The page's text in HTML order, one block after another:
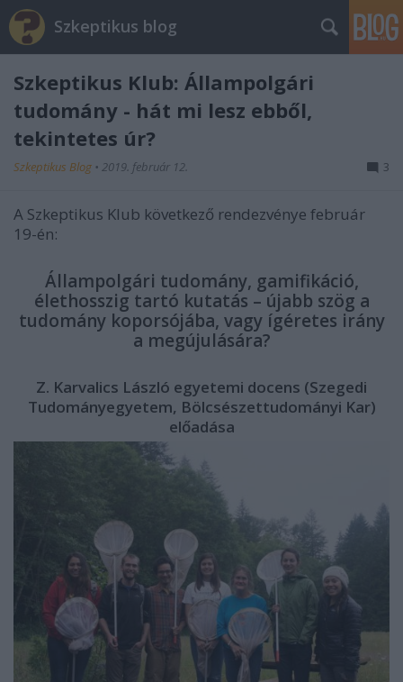
Szkeptikus blog
Szkeptikus Klub: Állampolgári
tudomány - hát mi lesz ebből,
tekintetes úr?
Szkeptikus Blog • 2019. február 12. 3
A Szkeptikus Klub következő rendezvénye február
19-én:
Állampolgári tudomány, gamifikáció,
élethosszig tartó kutatás – újabb szög a
tudomány koporsójába, vagy ígéretes irány
a megújulására?
Z. Karvalics László egyetemi docens (Szegedi
Tudományegyetem, Bölcsészettudományi Kar)
előadása